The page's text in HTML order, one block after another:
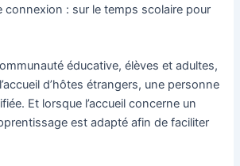
connexion : sur le temps scolaire pour
éducative, élèves et adultes,
d’hôtes étrangers, une personne
Et lorsque l’accueil concerne un
est adapté afin de faciliter